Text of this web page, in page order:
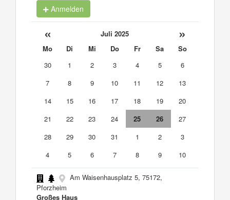
Anmelden
« Juli 2025 »
Mo Di Mi Do Fr Sa
So
30
1 2 3 4 5
6
7
8 9 10 11 12
13
14
15 16 17 18 19
20
21
22 23 24 25 26
27
28
29 30 31 1 2
3
4
5 6 7 8 9 10
Am Waisenhausplatz 5, 75172,
Pforzheim
Großes Haus